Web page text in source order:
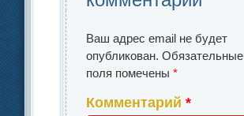
Ваш адрес email не будет
опубликован. Обязательные
поля помечены*
Комментарий*